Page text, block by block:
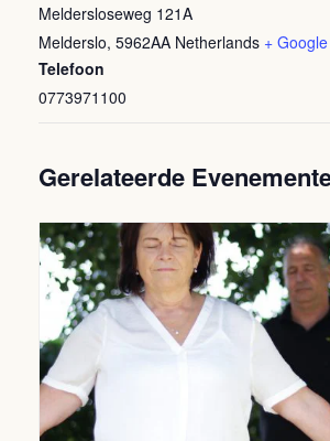
Meldersloseweg 121A
Melderslo, 5962AA Netherlands +
Telefoon
0773971100
Gerelateerde